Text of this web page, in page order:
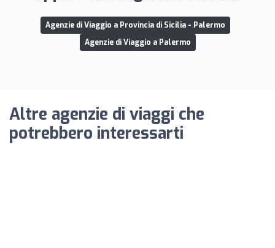
Agenzie di Viaggio a Provincia di Sicilia - Palermo
Agenzie di Viaggio a Palermo
Altre agenzie di viaggi che
potrebbero interessarti